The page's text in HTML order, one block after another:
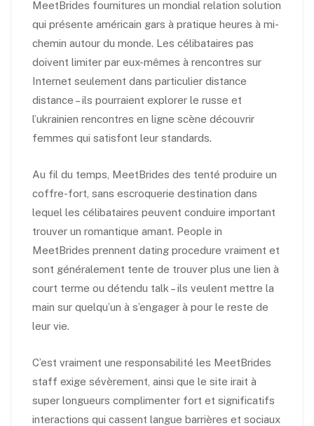
MeetBrides fournitures un mondial relation solution
qui présente américain gars à pratique heures à mi-
chemin autour du monde. Les célibataires pas
doivent limiter par eux-mêmes à rencontres sur
Internet seulement dans particulier distance
distance – ils pourraient explorer le russe et
l’ukrainien rencontres en ligne scène découvrir
femmes qui satisfont leur standards.
Au fil du temps, MeetBrides des tenté produire un
coffre-fort, sans escroquerie destination dans
lequel les célibataires peuvent conduire important
trouver un romantique amant. People in
MeetBrides prennent dating procedure vraiment et
sont généralement tente de trouver plus une lien à
court terme ou détendu talk – ils veulent mettre la
main sur quelqu’un à s’engager à pour le reste de
leur vie.
C’est vraiment une responsabilité les MeetBrides
staff exige sévèrement, ainsi que le site irait à
super longueurs complimenter fort et significatifs
interactions qui cassent langue barrières et sociaux